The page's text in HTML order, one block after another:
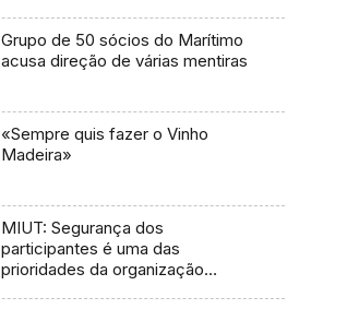
Grupo de 50 sócios do Marítimo
acusa direção de várias mentiras
«Sempre quis fazer o Vinho
Madeira»
MIUT: Segurança dos
participantes é uma das
prioridades da organização